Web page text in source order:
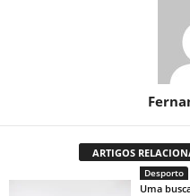
ARTIGOS
Desporto
Uma